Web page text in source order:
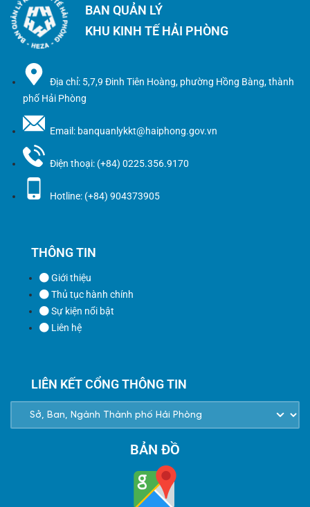
BAN QUẢN LÝ
KHU KINH TẾ HẢI PHÒNG
Địa chỉ: 5,7,9 Đinh Tiên Hoàng, phường Hồng Bàng, thành
phố Hải Phòng
Email: banquanlykkt@haiphong.gov.vn
Điện thoại: (+84) 0225.356.9170
Hotline: (+84) 904373905
THÔNG TIN
Giới thiệu
Thủ tục hành chính
Sự kiện nổi bật
Liên hệ
LIÊN KẾT CỔNG THÔNG TIN
BẢN ĐỒ